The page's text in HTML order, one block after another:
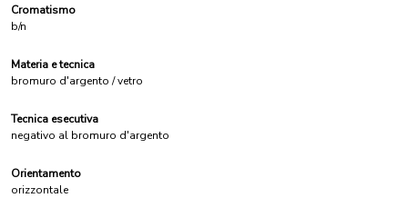
Cromatismo
b/n
Materia e tecnica
bromuro d'argento / vetro
Tecnica esecutiva
negativo al bromuro d'argento
Orientamento
orizzontale